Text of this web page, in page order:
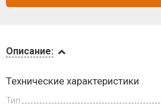
Описание:
Технические характеристики
Тип